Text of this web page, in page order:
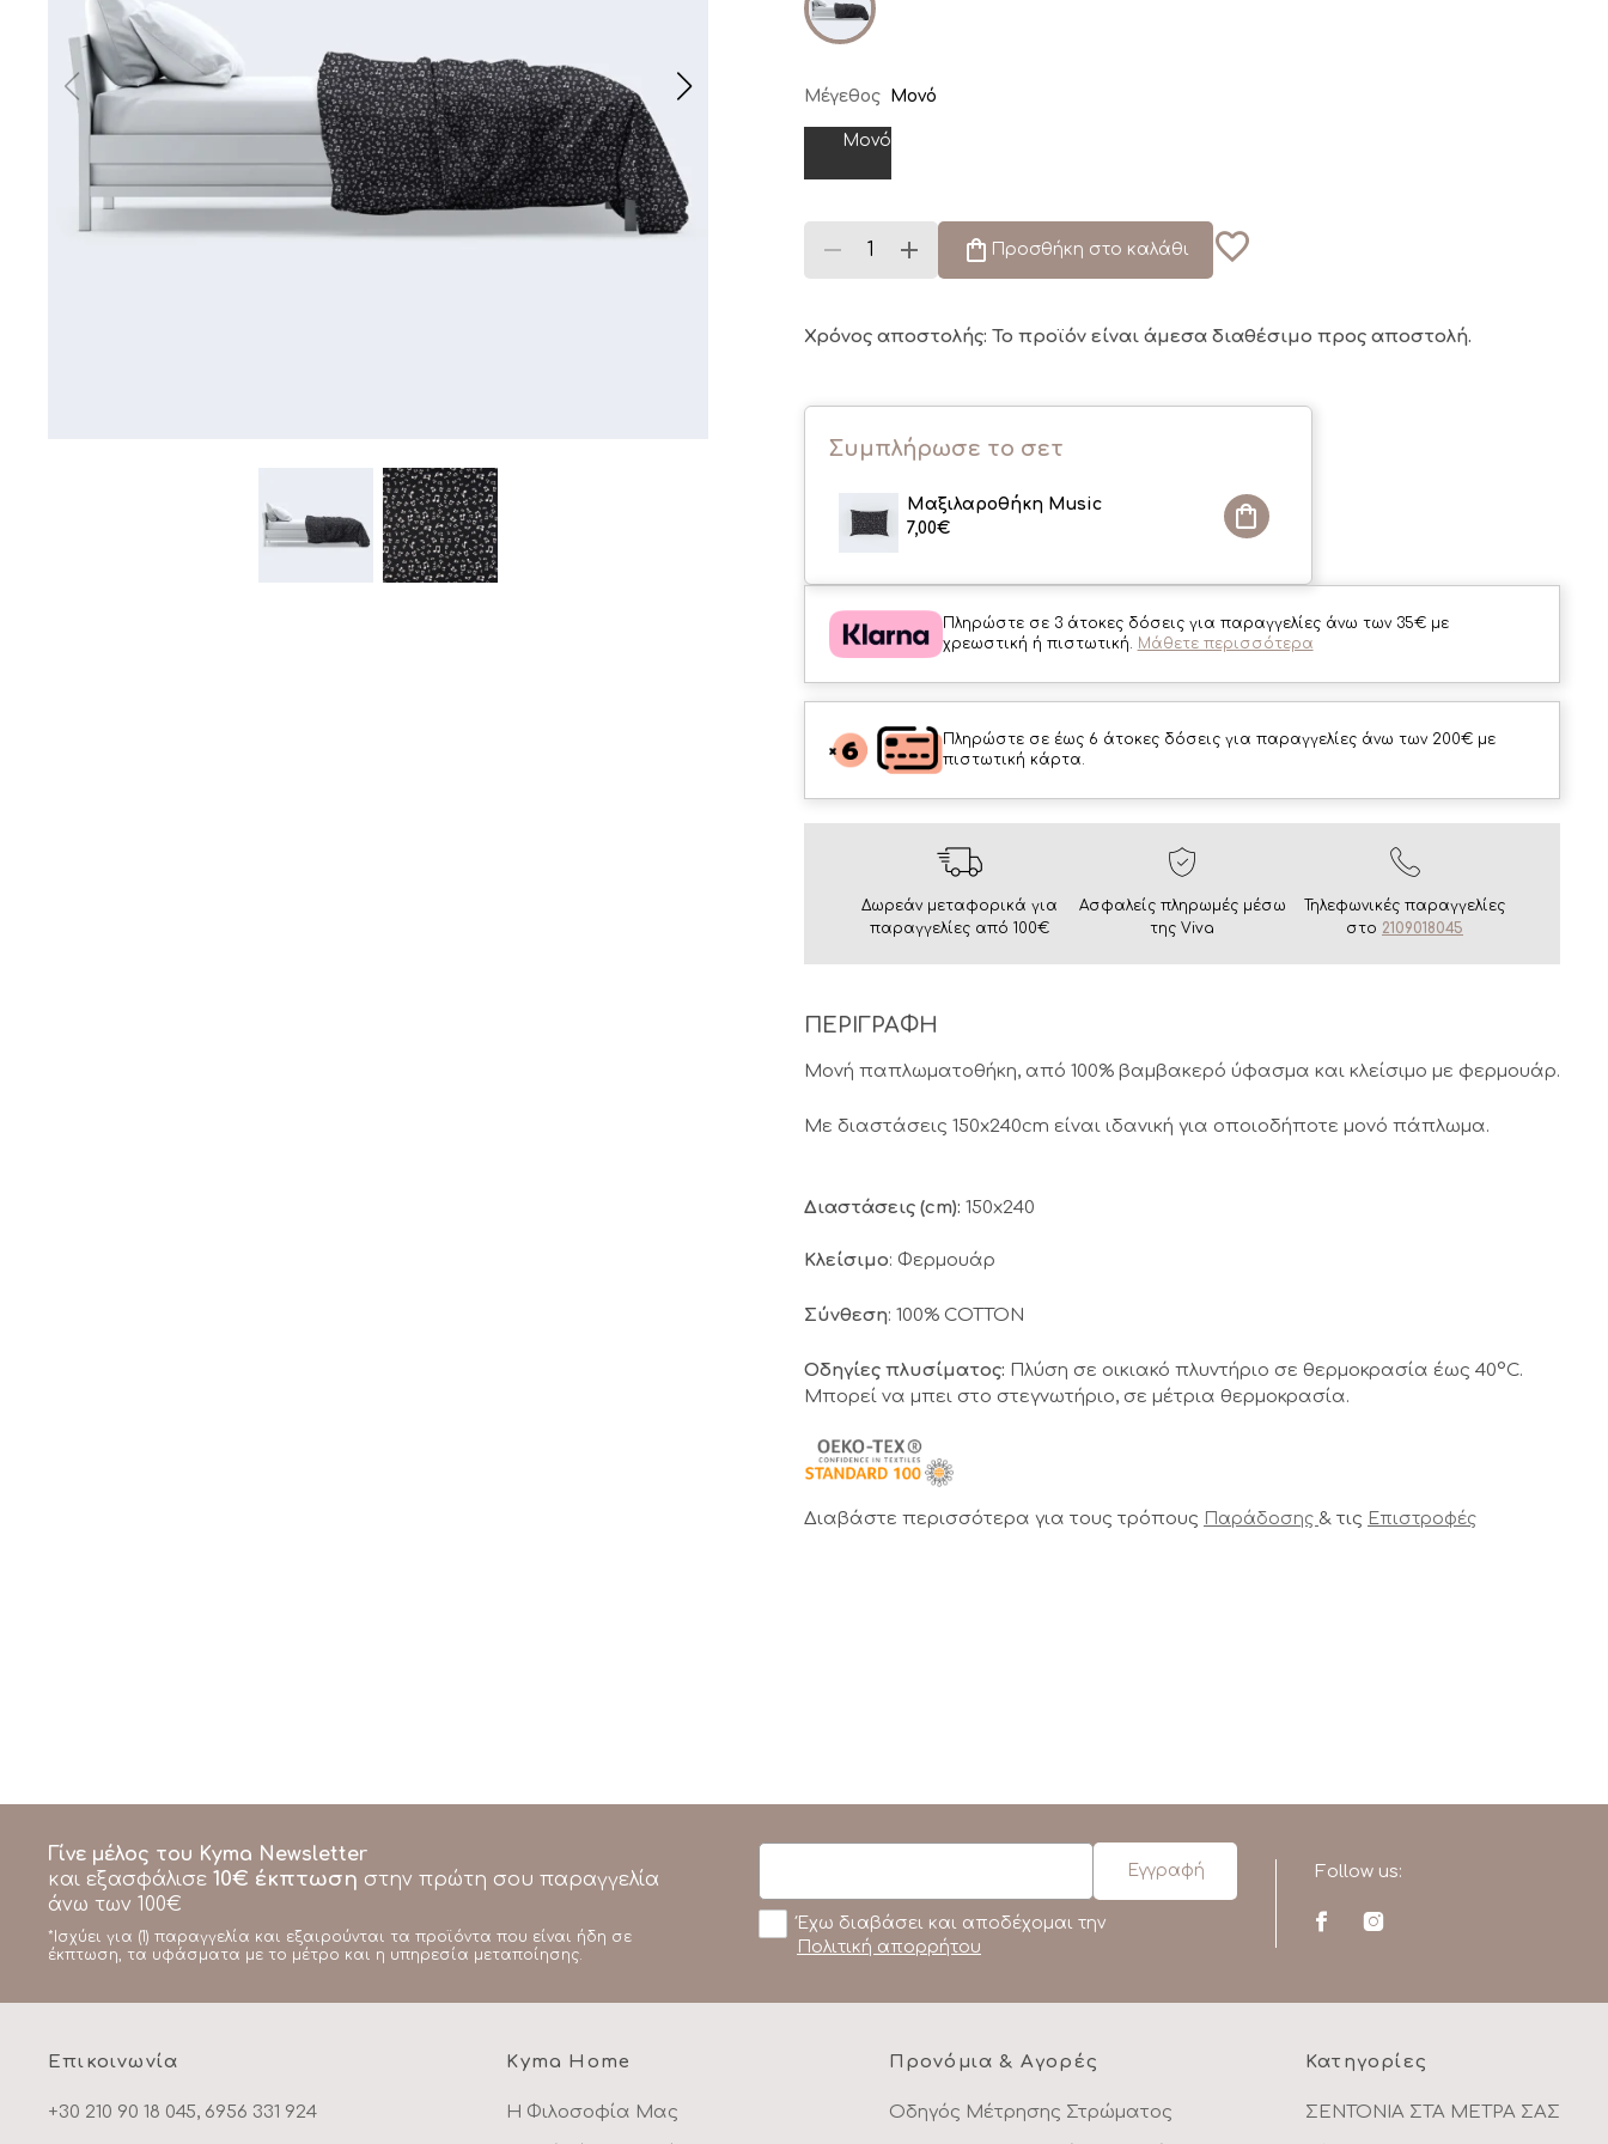
Μέγεθος Μονό
Μονό
Προσθήκη στο καλάθι
Χρόνος αποστολής: Το προϊόν είναι άμεσα διαθέσιμο προς αποστολή.
Συμπλήρωσε το σετ
Μαξιλαροθήκη Music
7,00€
Πληρώστε σε 3 άτοκες δόσεις για παραγγελίες άνω των 35€ με
χρεωστική ή πιστωτική. Μάθετε περισσότερα
Πληρώστε σε έως 6 άτοκες δόσεις για παραγγελίες άνω των 200€ με
πιστωτική κάρτα.
Δωρεάν μεταφορικά για
παραγγελίες από 100€
Ασφαλείς πληρωμές μέσω
της Viva
Τηλεφωνικές παραγγελίες
στο 2109018045
ΠΕΡΙΓΡΑΦΗ
Μονή παπλωματοθήκη, από 100% βαμβακερό ύφασμα και κλείσιμο με φερμουάρ.
Με διαστάσεις 150x240cm είναι ιδανική για οποιοδήποτε μονό πάπλωμα.
Διαστάσεις (cm): 150x240
Κλείσιμο: Φερμουάρ
Σύνθεση: 100% COTTON
Οδηγίες πλυσίματος: Πλύση σε οικιακό πλυντήριο σε θερμοκρασία έως 40°C.
Μπορεί να μπει στο στεγνωτήριο, σε μέτρια θερμοκρασία.
Διαβάστε περισσότερα για τους τρόπους Παράδοσης & τις Επιστροφές
Γίνε μέλος του Kyma Newsletter
και εξασφάλισε 10€ έκπτωση στην πρώτη σου παραγγελία
άνω των 100€
*Ισχύει για (1) παραγγελία και εξαιρούνται τα προϊόντα που είναι ήδη σε
έκπτωση, τα υφάσματα με το μέτρο και η υπηρεσία μεταποίησης.
Έχω διαβάσει και αποδέχομαι την
Πολιτική απορρήτου
Follow us:
Επικοινωνία
+30 210 90 18 045, 6956 331 924
Kyma Home
Η Φιλοσοφία Μας
Προνόμια & Αγορές
Οδηγός Μέτρησης Στρώματος
Κατηγορίες
ΣΕΝΤΟΝΙΑ ΣΤΑ ΜΕΤΡΑ ΣΑΣ